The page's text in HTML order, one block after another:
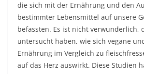
die sich mit der Ernährung und den
bestimmter Lebensmittel auf unsere
befassten. Es ist nicht verwunderlich,
untersucht haben, wie sich vegane
Ernährung im Vergleich zu
auf das Herz auswirkt. Diese Studien